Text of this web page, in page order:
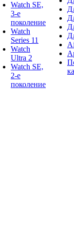
Watch SE,
3-е
поколение
Watch
Series 11
Watch
Ultra 2
Watch SE,
2-е
поколение